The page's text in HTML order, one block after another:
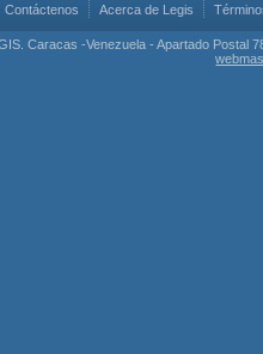
Contáctenos Acerca de Legis
Caracas -Venezuela - Apartado